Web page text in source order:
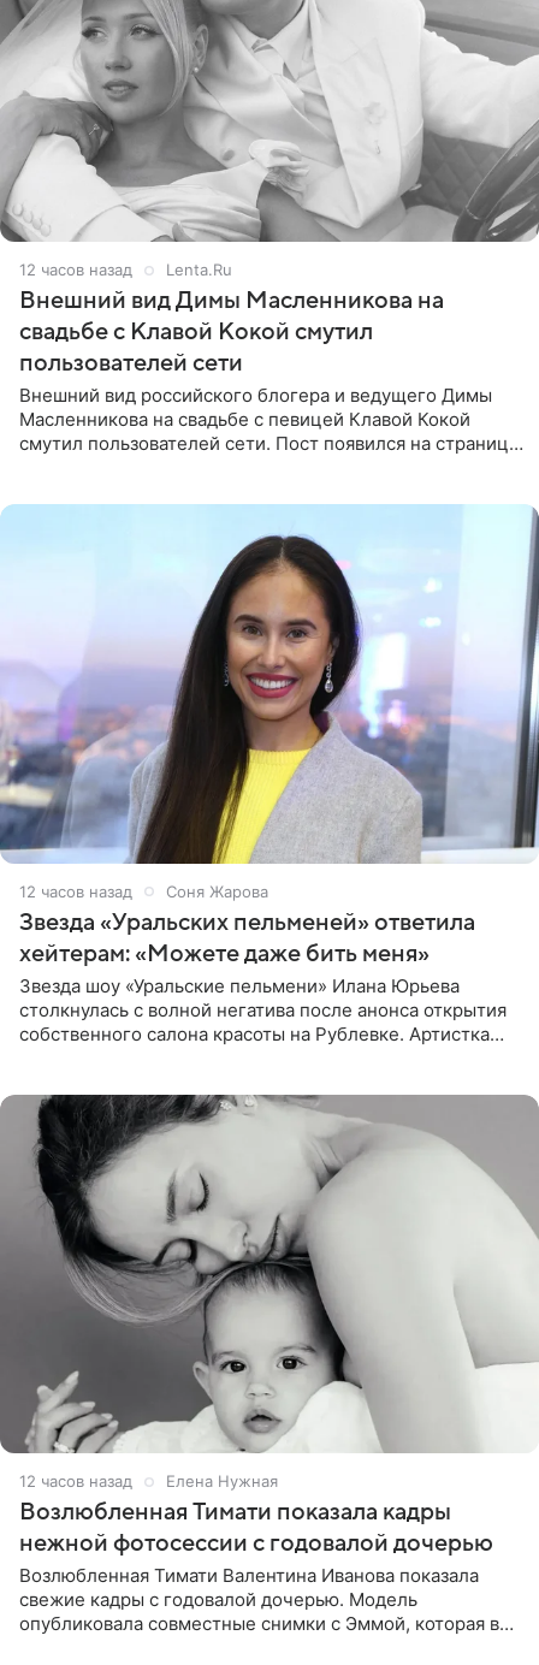
12 часов назад Lenta.Ru
Внешний вид Димы Масленникова на
свадьбе с Клавой Кокой смутил
пользователей сети
Внешний вид российского блогера и ведущего Димы
Масленникова на свадьбе с певицей Клавой Кокой
смутил пользователей сети. Пост появился на странице
12 часов назад Соня Жарова
Звезда «Уральских пельменей» ответила
хейтерам: «Можете даже бить меня»
Звезда шоу «Уральские пельмени» Илана Юрьева
столкнулась с волной негатива после анонса открытия
собственного салона красоты на Рублевке. Артистка
12 часов назад Елена Нужная
Возлюбленная Тимати показала кадры
нежной фотосессии с годовалой дочерью
Возлюбленная Тимати Валентина Иванова показала
свежие кадры с годовалой дочерью. Модель
опубликовала совместные снимки с Эммой, которая в